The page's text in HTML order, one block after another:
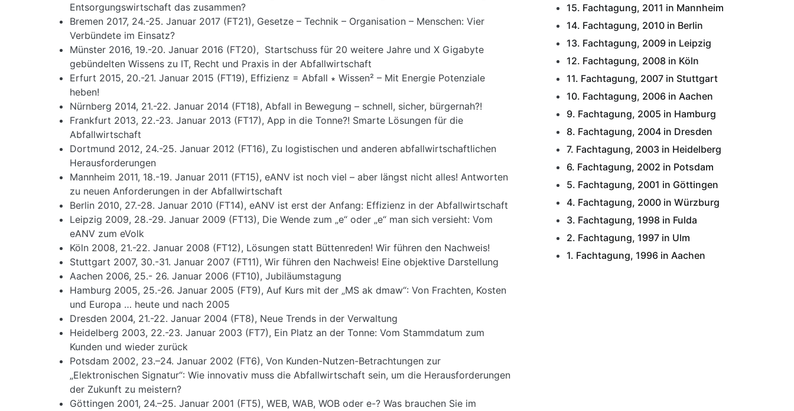
Entsorgungswirtschaft das zusammen?
Bremen 2017, 24.-25. Januar 2017 (FT21), Gesetze – Technik – Organisation – Menschen: Vier
Verbündete im Einsatz?
Münster 2016, 19.-20. Januar 2016 (FT20), Startschuss für 20 weitere Jahre und X Gigabyte
gebündelten Wissens zu IT, Recht und Praxis in der Abfallwirtschaft
Erfurt 2015, 20.-21. Januar 2015 (FT19), Effizienz = Abfall ∗ Wissen² – Mit Energie Potenziale
heben!
Nürnberg 2014, 21.-22. Januar 2014 (FT18), Abfall in Bewegung – schnell, sicher, bürgernah?!
Frankfurt 2013, 22.-23. Januar 2013 (FT17), App in die Tonne?! Smarte Lösungen für die
Abfallwirtschaft
Dortmund 2012, 24.-25. Januar 2012 (FT16), Zu logistischen und anderen abfallwirtschaftlichen
Herausforderungen
Mannheim 2011, 18.-19. Januar 2011 (FT15), eANV ist noch viel – aber längst nicht alles! Antworten
zu neuen Anforderungen in der Abfallwirtschaft
Berlin 2010, 27.-28. Januar 2010 (FT14), eANV ist erst der Anfang: Effizienz in der Abfallwirtschaft
Leipzig 2009, 28.-29. Januar 2009 (FT13), Die Wende zum „e“ oder „e“ man sich versieht: Vom
eANV zum eVolk
Köln 2008, 21.-22. Januar 2008 (FT12), Lösungen statt Büttenreden! Wir führen den Nachweis!
Stuttgart 2007, 30.-31. Januar 2007 (FT11), Wir führen den Nachweis! Eine objektive Darstellung
Aachen 2006, 25.- 26. Januar 2006 (FT10), Jubiläumstagung
Hamburg 2005, 25.-26. Januar 2005 (FT9), Auf Kurs mit der „MS ak dmaw“: Von Frachten, Kosten
und Europa … heute und nach 2005
Dresden 2004, 21.-22. Januar 2004 (FT8), Neue Trends in der Verwaltung
Heidelberg 2003, 22.-23. Januar 2003 (FT7), Ein Platz an der Tonne: Vom Stammdatum zum
Kunden und wieder zurück
Potsdam 2002, 23.–24. Januar 2002 (FT6), Von Kunden-Nutzen-Betrachtungen zur
„Elektronischen Signatur“: Wie innovativ muss die Abfallwirtschaft sein, um die Herausforderungen
der Zukunft zu meistern?
Göttingen 2001, 24.–25. Januar 2001 (FT5), WEB, WAB, WOB oder e-? Was brauchen Sie im
15. Fachtagung, 2011 in Mannheim
14. Fachtagung, 2010 in Berlin
13. Fachtagung, 2009 in Leipzig
12. Fachtagung, 2008 in Köln
11. Fachtagung, 2007 in Stuttgart
10. Fachtagung, 2006 in Aachen
9. Fachtagung, 2005 in Hamburg
8. Fachtagung, 2004 in Dresden
7. Fachtagung, 2003 in Heidelberg
6. Fachtagung, 2002 in Potsdam
5. Fachtagung, 2001 in Göttingen
4. Fachtagung, 2000 in Würzburg
3. Fachtagung, 1998 in Fulda
2. Fachtagung, 1997 in Ulm
1. Fachtagung, 1996 in Aachen